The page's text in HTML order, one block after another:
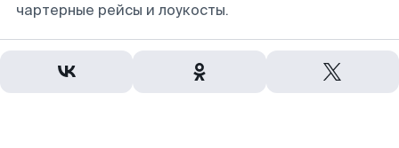
чартерные рейсы и лоукосты.